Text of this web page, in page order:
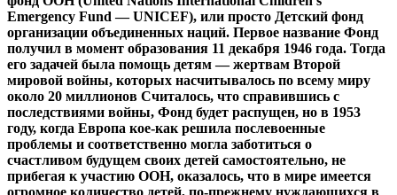
Emergency Fund — UNICEF), или просто Детский фонд
организации объединенных наций. Первое название Фонд
получил в момент образования 11 декабря 1946 года. Тогда
его задачей была помощь детям — жертвам Второй
мировой войны, которых насчитывалось по всему миру
около 20 миллионов Считалось, что справившись с
последствиями войны, Фонд будет распущен, но в 1953
году, когда Европа кое-как решила послевоенные
проблемы и соответственно могла заботиться о
счастливом будущем своих детей самостоятельно, не
прибегая к участию ООН, оказалось, что в мире имеется
огромное количество детей, по-прежнему нуждающихся в